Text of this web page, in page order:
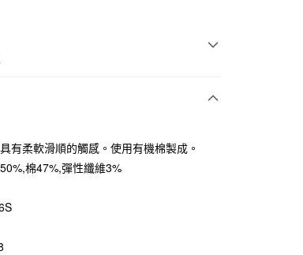
有柔軟滑順的觸感。使用有機棉製成。
棉47%,彈性纖維3%